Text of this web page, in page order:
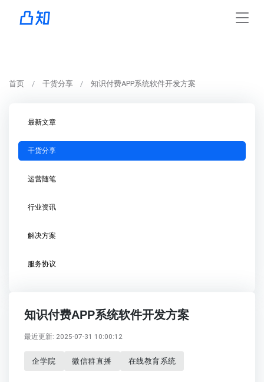
首页 干货分享 知识付费APP系统软件开发方案
最新文章
干货分享
运营随笔
行业资讯
解决方案
服务协议
知识付费APP系统软件开发方案
最近更新: 2025-07-31 10:00:12
企学院 微信群直播 在线教育系统